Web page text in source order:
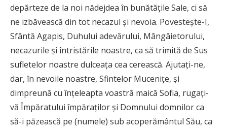
depărteze de la noi nădejdea în bunătăţile Sale, ci să
ne izbăvească din tot necazul şi nevoia. Povesteşte-I,
Sfântă Agapis, Duhului adevărului, Mângâietorului,
necazurile şi întristările noastre, ca să trimită de Sus
sufletelor noastre dulceaţa cea cerească. Ajutaţi-ne,
dar, în nevoile noastre, Sfintelor Muceniţe, şi
dimpreună cu înţeleapta voastră maică Sofia, rugaţi-
vă Împăratului împăraţilor şi Domnului domnilor ca
să-i păzească pe (numele) sub acoperământul Său, ca